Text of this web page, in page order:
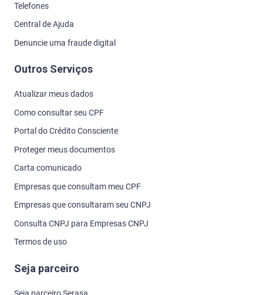
Telefones
Central de Ajuda
Denuncie uma fraude digital
Outros Serviços
Atualizar meus dados
Como consultar seu CPF
Portal do Crédito Consciente
Proteger meus documentos
Carta comunicado
Empresas que consultam meu CPF
Empresas que consultaram seu CNPJ
Consulta CNPJ para Empresas CNPJ
Termos de uso
Seja parceiro
Seja parceiro Serasa